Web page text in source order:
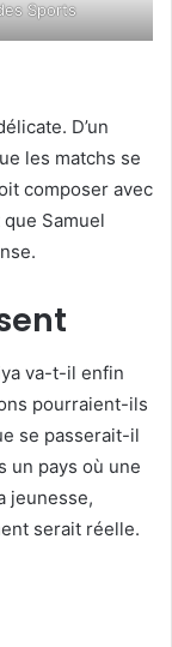
Sports
D’un
les matchs se
composer avec
Samuel
va-t-il enfin
pourraient-ils
se passerait-il
un pays où une
jeunesse,
serait réelle.